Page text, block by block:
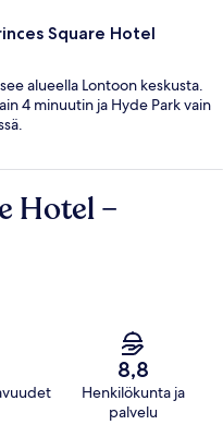
Square Hotel
alueella Lontoon keskusta.
4 minuutin ja Hyde Park vain
Hotel –
8,8
Henkilökunta ja
palvelu